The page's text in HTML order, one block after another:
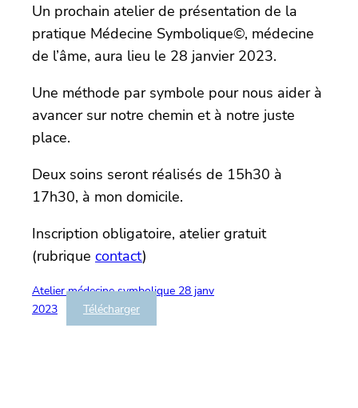
Un prochain atelier de présentation de la
pratique Médecine Symbolique©, médecine
de l’âme, aura lieu le 28 janvier 2023.
Une méthode par symbole pour nous aider à
avancer sur notre chemin et à notre juste
place.
Deux soins seront réalisés de 15h30 à
17h30, à mon domicile.
Inscription obligatoire, atelier gratuit
(rubrique contact)
Atelier médecine symbolique 28 janv
2023
Télécharger